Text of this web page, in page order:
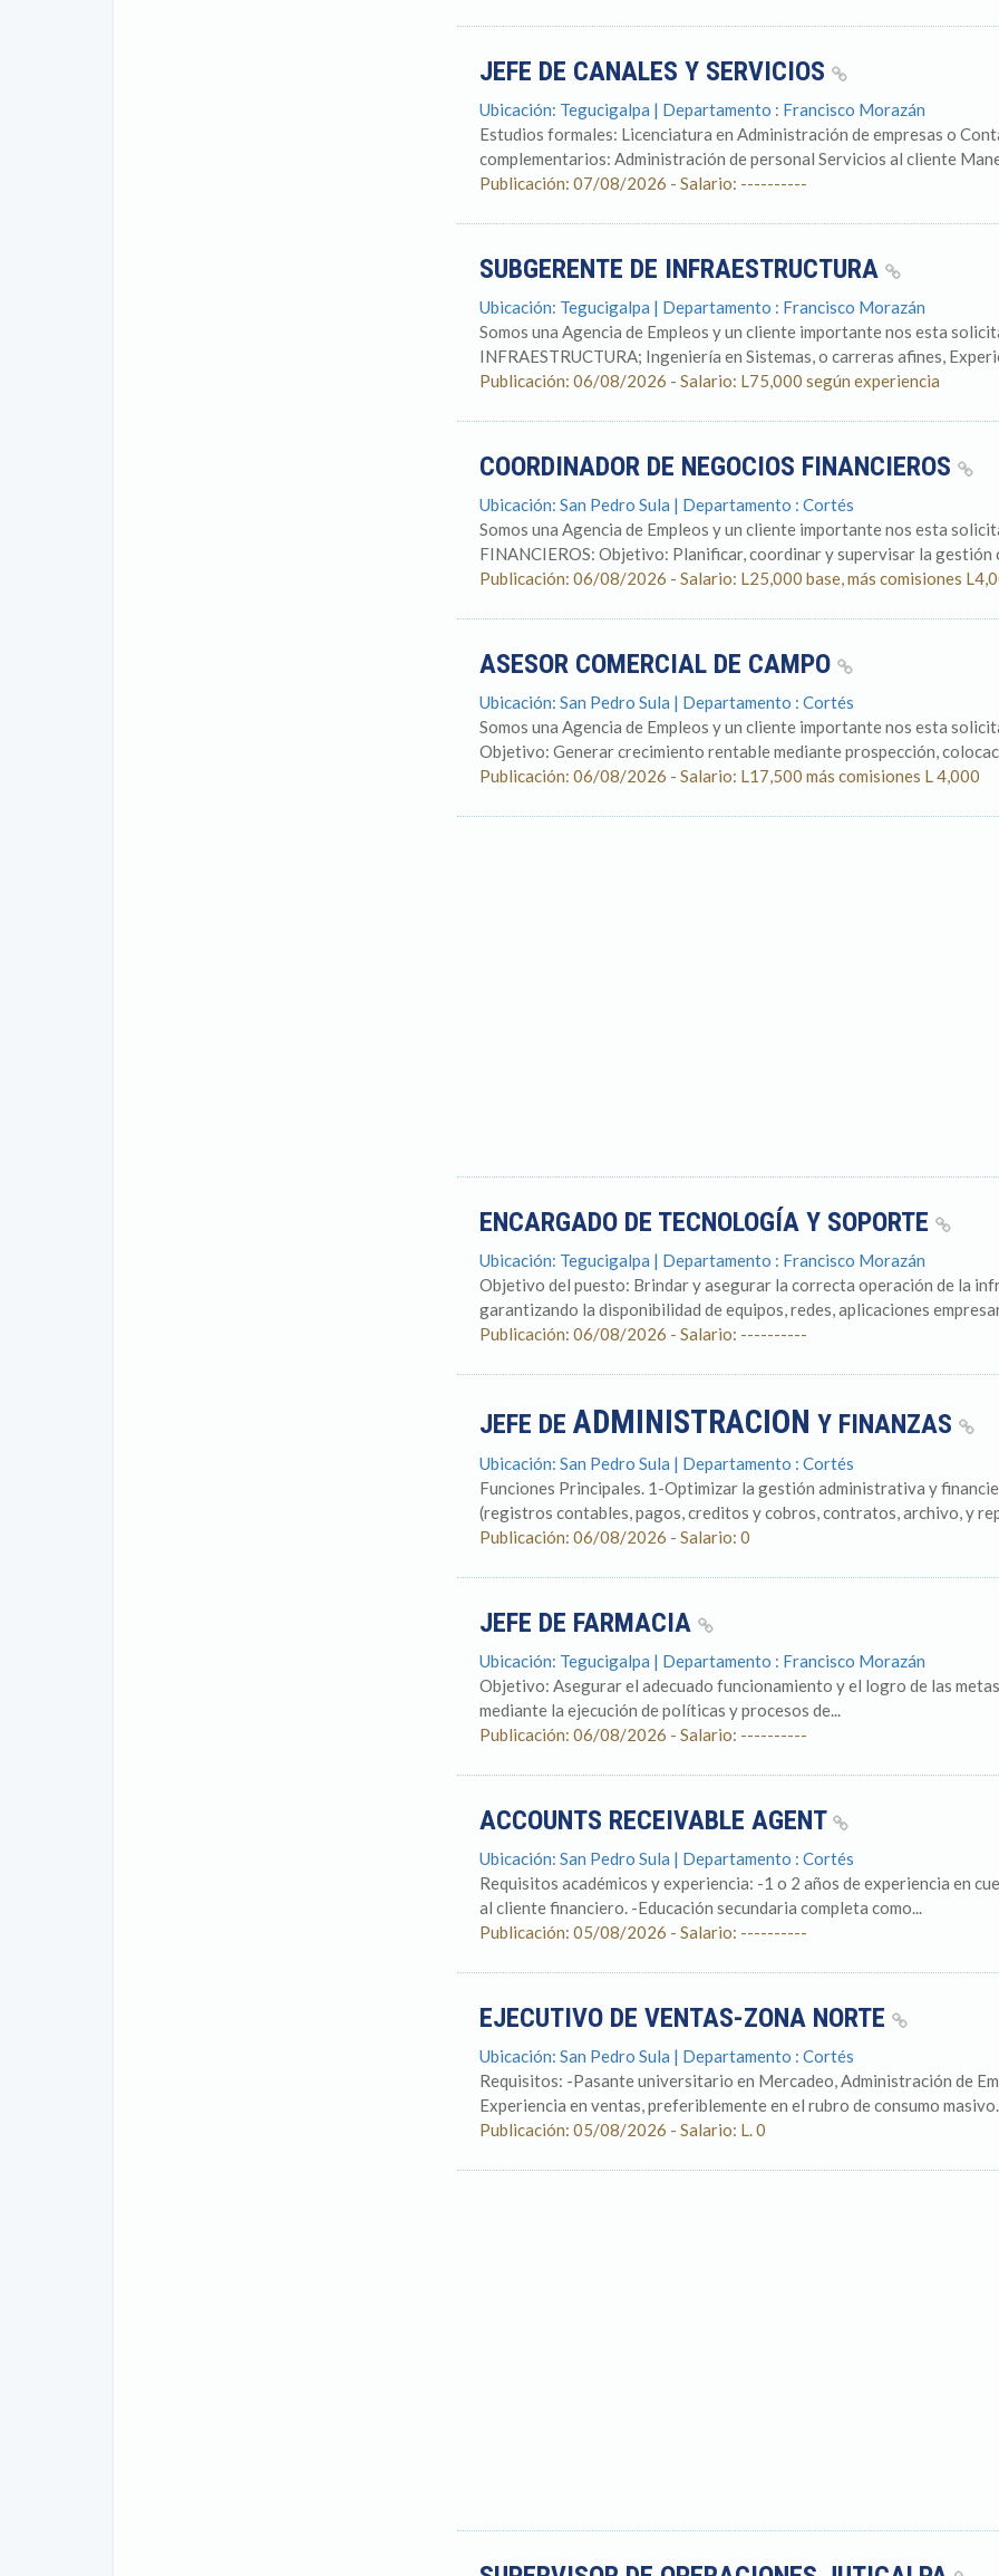
JEFE DE CANALES Y SERVICIOS
Ubicación: Tegucigalpa | Departamento : Francisco Morazán
Estudios formales: Licenciatura en Administración de empresas o
complementarios: Administración de personal Servicios al cliente
Publicación: 07/08/2026 - Salario: ----------
SUBGERENTE DE INFRAESTRUCTURA
Ubicación: Tegucigalpa | Departamento : Francisco Morazán
Somos una Agencia de Empleos y un cliente importante nos esta
INFRAESTRUCTURA; Ingeniería en Sistemas, o carreras afines,
Publicación: 06/08/2026 - Salario: L75,000 según experiencia
COORDINADOR DE NEGOCIOS FINANCIEROS
Ubicación: San Pedro Sula | Departamento : Cortés
Somos una Agencia de Empleos y un cliente importante nos esta
FINANCIEROS: Objetivo: Planificar, coordinar y supervisar la gestión
Publicación: 06/08/2026 - Salario: L25,000 base, más comisiones
ASESOR COMERCIAL DE CAMPO
Ubicación: San Pedro Sula | Departamento : Cortés
Somos una Agencia de Empleos y un cliente importante nos esta
Objetivo: Generar crecimiento rentable mediante prospección,
Publicación: 06/08/2026 - Salario: L17,500 más comisiones L 4,000
ENCARGADO DE TECNOLOGÍA Y SOPORTE
Ubicación: Tegucigalpa | Departamento : Francisco Morazán
Objetivo del puesto: Brindar y asegurar la correcta operación de la
garantizando la disponibilidad de equipos, redes, aplicaciones
Publicación: 06/08/2026 - Salario: ----------
JEFE DE ADMINISTRACION Y FINANZAS
Ubicación: San Pedro Sula | Departamento : Cortés
Funciones Principales. 1-Optimizar la gestión administrativa y
(registros contables, pagos, creditos y cobros, contratos, archivo, y
Publicación: 06/08/2026 - Salario: 0
JEFE DE FARMACIA
Ubicación: Tegucigalpa | Departamento : Francisco Morazán
Objetivo: Asegurar el adecuado funcionamiento y el logro de las
mediante la ejecución de políticas y procesos de...
Publicación: 06/08/2026 - Salario: ----------
ACCOUNTS RECEIVABLE AGENT
Ubicación: San Pedro Sula | Departamento : Cortés
Requisitos académicos y experiencia: -1 o 2 años de experiencia en
al cliente financiero. -Educación secundaria completa como...
Publicación: 05/08/2026 - Salario: ----------
EJECUTIVO DE VENTAS-ZONA NORTE
Ubicación: San Pedro Sula | Departamento : Cortés
Requisitos: -Pasante universitario en Mercadeo, Administración de
Experiencia en ventas, preferiblemente en el rubro de consumo
Publicación: 05/08/2026 - Salario: L. 0